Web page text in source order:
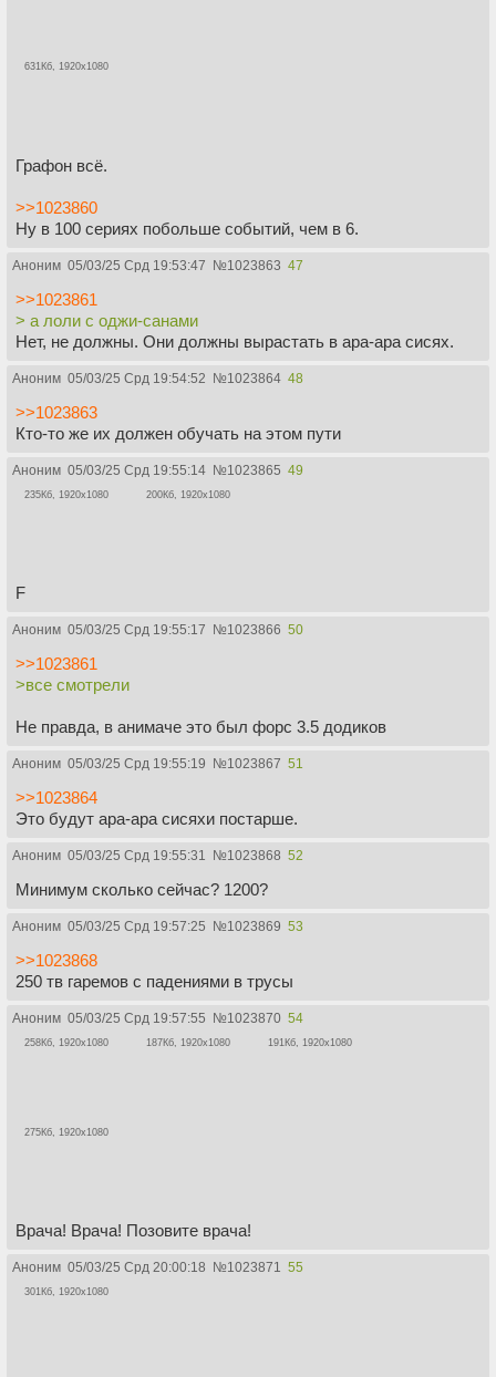
631Кб, 1920x1080
Графон всё.
>>1023860
Ну в 100 сериях побольше событий, чем в 6.
Аноним 05/03/25 Срд 19:53:47 №1023863 47
>>1023861
> а лоли с оджи-санами
Нет, не должны. Они должны вырастать в ара-ара сисях.
Аноним 05/03/25 Срд 19:54:52 №1023864 48
>>1023863
Кто-то же их должен обучать на этом пути
Аноним 05/03/25 Срд 19:55:14 №1023865 49
235Кб, 1920x1080 200Кб, 1920x1080
F
Аноним 05/03/25 Срд 19:55:17 №1023866 50
>>1023861
>все смотрели
Не правда, в анимаче это был форс 3.5 додиков
Аноним 05/03/25 Срд 19:55:19 №1023867 51
>>1023864
Это будут ара-ара сисяхи постарше.
Аноним 05/03/25 Срд 19:55:31 №1023868 52
Минимум сколько сейчас? 1200?
Аноним 05/03/25 Срд 19:57:25 №1023869 53
>>1023868
250 тв гаремов с падениями в трусы
Аноним 05/03/25 Срд 19:57:55 №1023870 54
258Кб, 1920x1080 187Кб, 1920x1080 191Кб, 1920x1080
275Кб, 1920x1080
Врача! Врача! Позовите врача!
Аноним 05/03/25 Срд 20:00:18 №1023871 55
301Кб, 1920x1080